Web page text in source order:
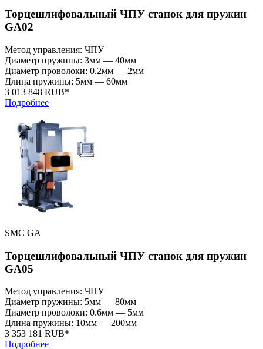
Торцешлифовальный ЧПУ станок для пружин
GA02
Метод управления: ЧПУ
Диаметр пружины: 3мм — 40мм
Диаметр проволоки: 0.2мм — 2мм
Длина пружины: 5мм — 60мм
3 013 848 RUB*
Подробнее
SMC GA
Торцешлифовальный ЧПУ станок для пружин
GA05
Метод управления: ЧПУ
Диаметр пружины: 5мм — 80мм
Диаметр проволоки: 0.6мм — 5мм
Длина пружины: 10мм — 200мм
3 353 181 RUB*
Подробнее